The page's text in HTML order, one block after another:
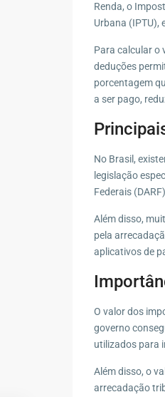
Renda, o
Urbana (IPTU),
Para calcular o
deduções
porcentagem
a ser pago,
No Brasil,
legislação
Federais
Além disso,
pela
aplicativos de
O valor dos
governo
utilizados para
Além disso, o
arrecadação